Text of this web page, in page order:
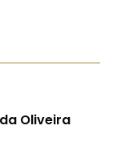
Oliveira